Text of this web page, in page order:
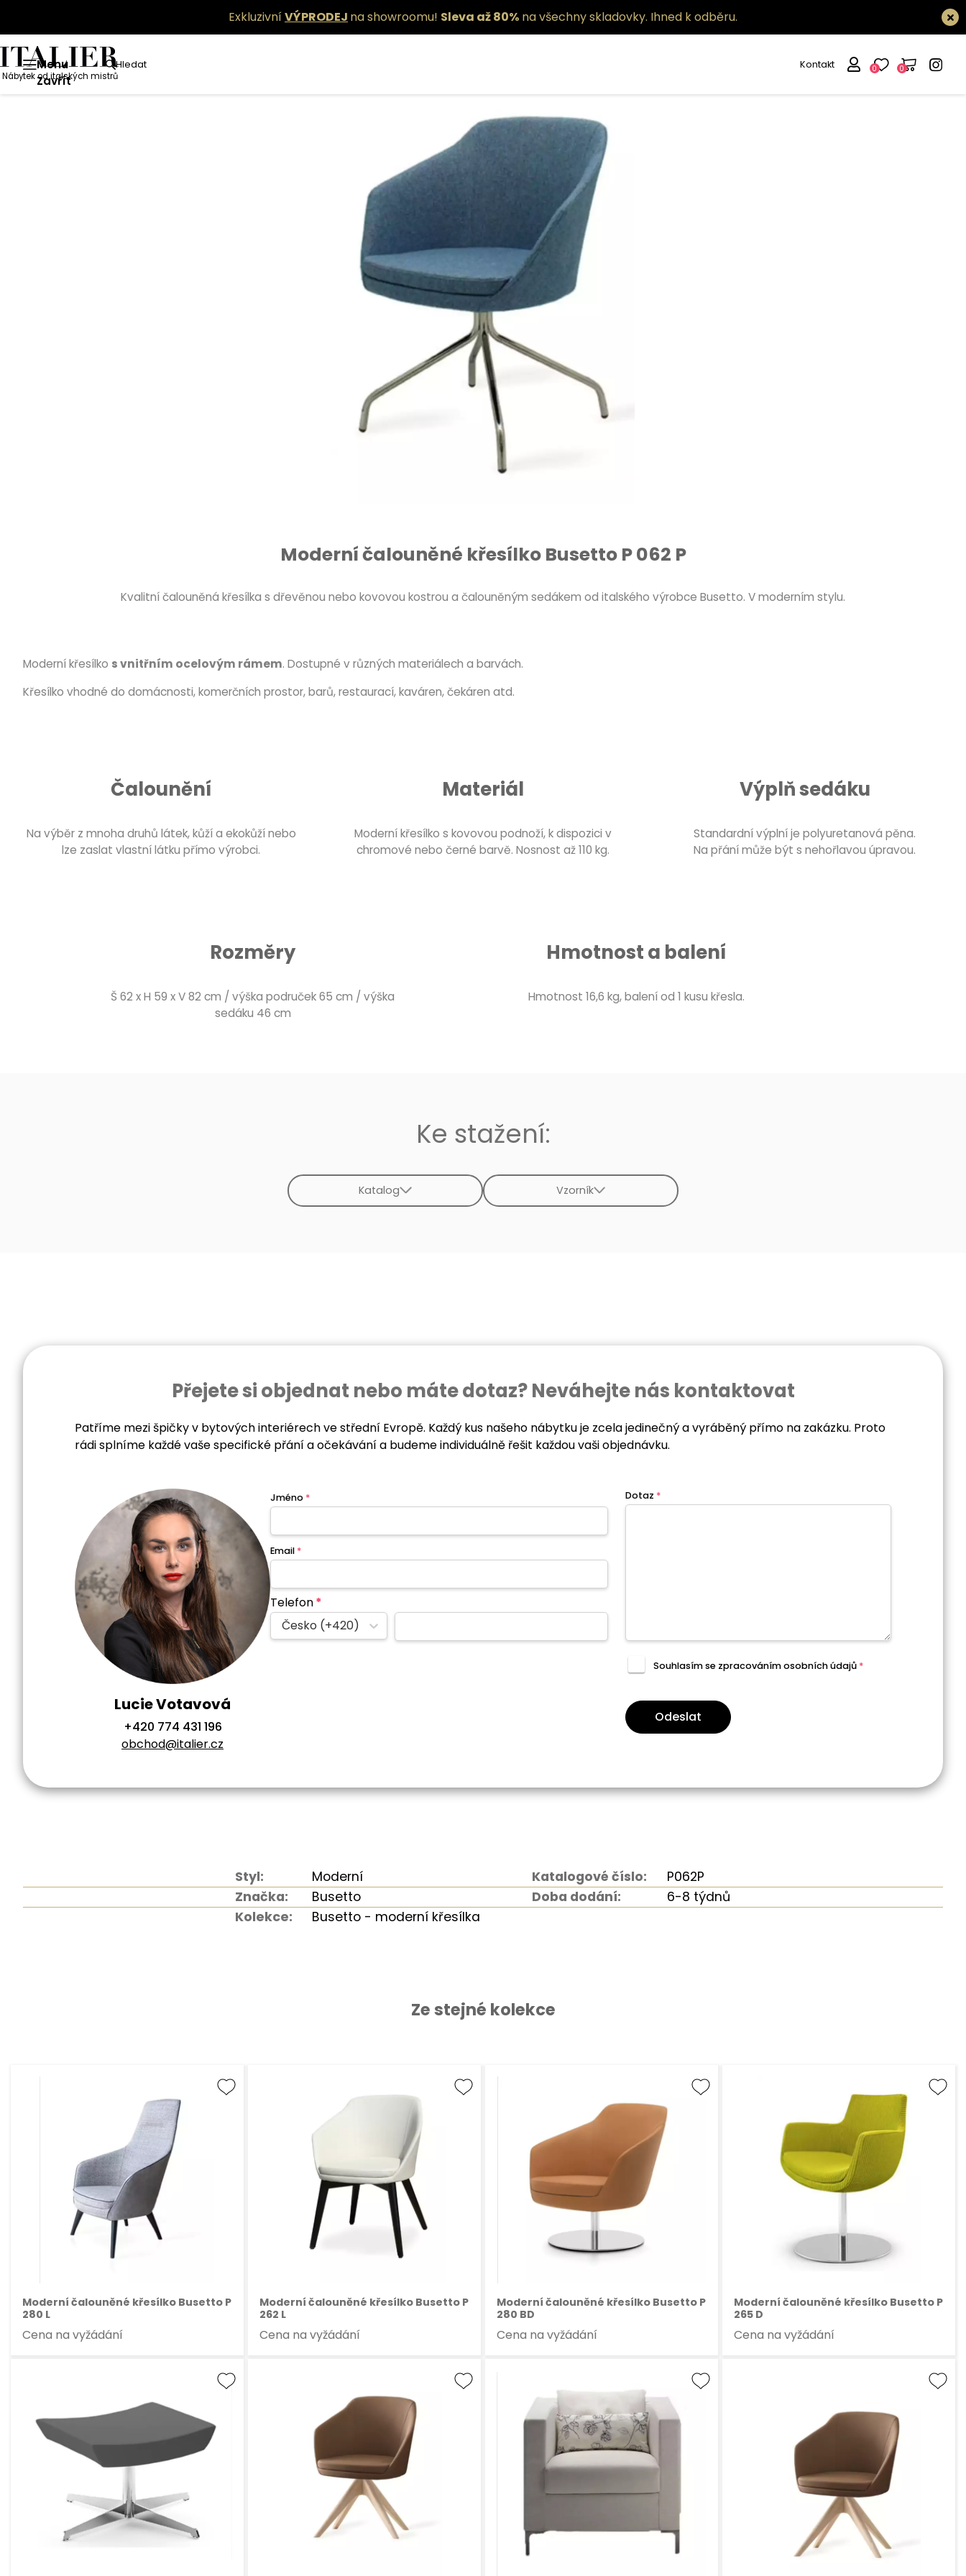
ExkluzivníVÝPRODEJ na showroomu! Sleva až 80% na všechny skladovky. Ihned k odběru.
Menu
Zavřít
Hledat
Nábytek od italských mistrů
Kontakt 0 0
Moderní čalouněné křesílko Busetto P 062 P
Kvalitní čalouněná křesílka s dřevěnou nebo kovovou kostrou a čalouněným sedákem od italského výrobce Busetto. V moderním stylu.
Moderní křesílko s vnitřním ocelovým rámem. Dostupné v různých materiálech a barvách.
Křesílko vhodné do domácnosti, komerčních prostor, barů, restaurací, kaváren, čekáren atd.
Čalounění
Na výběr z mnoha druhů látek, kůží a ekokůží nebo
lze zaslat vlastní látku přímo výrobci.
Materiál
Moderní křesílko s kovovou podnoží, k dispozici v
chromové nebo černé barvě. Nosnost až 110 kg.
Výplň sedáku
Standardní výplní je polyuretanová pěna.
Na přání může být s nehořlavou úpravou.
Rozměry
Š 62 x H 59 x V 82 cm / výška područek 65 cm / výška
sedáku 46 cm
Hmotnost a balení
Hmotnost 16,6 kg, balení od 1 kusu křesla.
Ke stažení:
Katalog Vzorník
Přejete si objednat nebo máte dotaz? Neváhejte nás kontaktovat
Patříme mezi špičky v bytových interiérech ve střední Evropě. Každý kus našeho nábytku je zcela jedinečný a vyráběný přímo na zakázku. Proto
rádi splníme každé vaše specifické přání a očekávání a budeme individuálně řešit každou vaši objednávku.
Lucie Votavová
+420 774 431 196
obchod@italier.cz
Jméno *
Email *
Telefon*
Česko (+420)
Dotaz *
Souhlasím se zpracovánímosobních údajů *
Odeslat
Styl: Moderní Katalogové číslo:
P062P
Značka:
Busetto Doba dodání:
6-8 týdnů
Kolekce:
Busetto - moderní křesílka
Ze stejné kolekce
Moderní čalouněné křesílko Busetto P
280 L
Cena na vyžádání
Moderní čalouněné křesílko Busetto P
262 L
Cena na vyžádání
Moderní čalouněné křesílko Busetto P
280 BD
Cena na vyžádání
Moderní čalouněné křesílko Busetto P
265 D
Cena na vyžádání